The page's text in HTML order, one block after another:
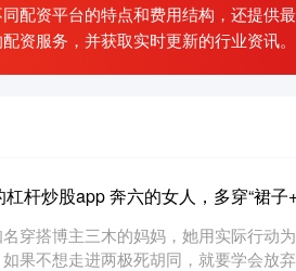
配资平台的特点和费用结构，还提供
资服务，并获取实时更新的行业资讯。
杆炒股app 奔六的女人，多穿“裙子
穿搭博主三木的妈妈，她用实际行动
果不想走进两极死胡同，就要学会放